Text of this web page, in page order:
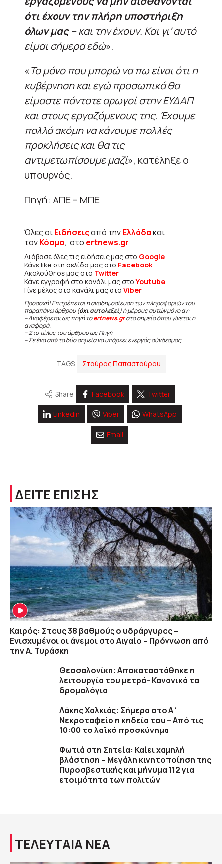
ότι έχουν την πλήρη υποστήριξη
όλων μας– και την έχουν. Και γι’ αυτό
είμαι σήμερα εδώ».
«Το μόνο που μπορώ να πω είναι ότι η
κυβέρνηση και εγώ προσωπικά θα
είμαστε πάντοτε αρωγοί στην ΕΥΔΑΠ
και στους εργαζόμενους της. Έχουμε
πολλά ακόμη να κάνουμε πολλές
προκλήσεις και θα τις
αντιμετωπίσουμε μαζί», κατέληξε ο
υπουργός.
Πηγή: ΑΠΕ – ΜΠΕ
Όλες οιΕιδήσειςαπό τηνΕλλάδακαι
τονΚόσμο, στο ertnews.gr
Διάβασε όλες τις ειδήσεις μας στο Google
Κάνε like στη σελίδα μας στο Facebook
Ακολούθησε μας στο Twitter
Κάνε εγγραφή στο κανάλι μας στοYoutube
Γίνε μέλος στο κανάλι μας στο Viber
Προσοχή! Επιτρέπεται η αναδημοσίευση των πληροφοριών του
παραπάνω άρθρου (όχι αυτολεξεί) ή μέρους αυτών μόνο αν:
– Αναφέρεται ως πηγή τοertnews.grστο σημείο όπου γίνεται η
αναφορά.
– Στο τέλος του άρθρου ως Πηγή
– Σε ένα από τα δύο σημεία να υπάρχει ενεργός σύνδεσμος
TAGS Σταύρος Παπασταύρου
Share Facebook Twitter
Linkedin Viber WhatsApp
Email
ΔΕΙΤΕ ΕΠΙΣΗΣ
Καιρός: Στους 38 βαθμούς ο υδράργυρος –
Ενισχυμένοι οι άνεμοι στο Αιγαίο – Πρόγνωση από
την Α. Τυράσκη
Θεσσαλονίκη: Αποκαταστάθηκε η
λειτουργία του μετρό- Κανονικά τα
δρομολόγια
Λάκης Χαλκιάς: Σήμερα στο Α΄
Νεκροταφείο η κηδεία του – Από τις
10:00 το λαϊκό προσκύνημα
Φωτιά στη Σητεία: Καίει χαμηλή
βλάστηση – Μεγάλη κινητοποίηση της
Πυροσβεστικής και μήνυμα 112 για
ετοιμότητα των πολιτών
ΤΕΛΕΥΤΑΙΑ ΝΕΑ